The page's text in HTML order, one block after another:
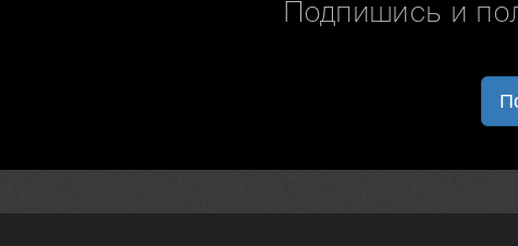
Подпишись и